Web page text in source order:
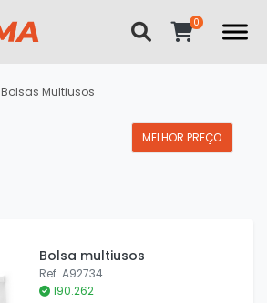
Bolsas Multiusos
MELHOR PREÇO
Bolsa multiusos
Ref. A92734
190.262